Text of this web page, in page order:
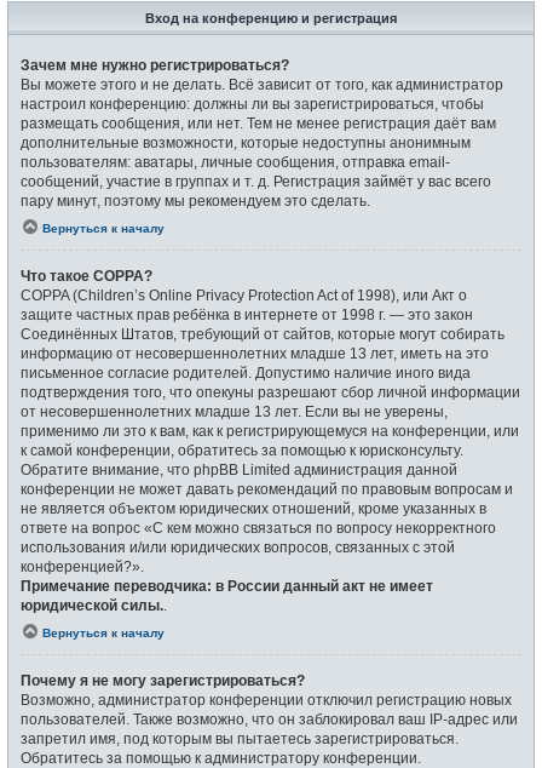
Вход на конференцию и регистрация
Зачем мне нужно регистрироваться?
Вы можете этого и не делать. Всё зависит от того, как администратор
настроил конференцию: должны ли вы зарегистрироваться, чтобы
размещать сообщения, или нет. Тем не менее регистрация даёт вам
дополнительные возможности, которые недоступны анонимным
пользователям: аватары, личные сообщения, отправка email-
сообщений, участие в группах и т. д. Регистрация займёт у вас всего
пару минут, поэтому мы рекомендуем это сделать.
Вернуться к началу
Что такое COPPA?
COPPA (Children’s Online Privacy Protection Act of 1998), или Акт о
защите частных прав ребёнка в интернете от 1998 г. — это закон
Соединённых Штатов, требующий от сайтов, которые могут собирать
информацию от несовершеннолетних младше 13 лет, иметь на это
письменное согласие родителей. Допустимо наличие иного вида
подтверждения того, что опекуны разрешают сбор личной информации
от несовершеннолетних младше 13 лет. Если вы не уверены,
применимо ли это к вам, как к регистрирующемуся на конференции, или
к самой конференции, обратитесь за помощью к юрисконсульту.
Обратите внимание, что phpBB Limited администрация данной
конференции не может давать рекомендаций по правовым вопросам и
не является объектом юридических отношений, кроме указанных в
ответе на вопрос «С кем можно связаться по вопросу некорректного
использования и/или юридических вопросов, связанных с этой
конференцией?».
Примечание переводчика: в России данный акт не имеет
юридической силы.
Вернуться к началу
Почему я не могу зарегистрироваться?
Возможно, администратор конференции отключил регистрацию новых
пользователей. Также возможно, что он заблокировал ваш IP-адрес или
запретил имя, под которым вы пытаетесь зарегистрироваться.
Обратитесь за помощью к администратору конференции.